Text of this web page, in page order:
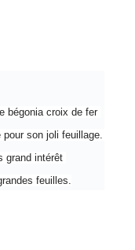
bégonia croix de fer
pour son joli feuillage.
grand intérêt
feuilles.